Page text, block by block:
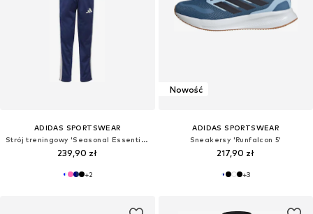
ADIDAS SPORTSWEAR
Strój treningowy 'Seasonal Essentials Tiberio'
239,90 zł
+2
Nowość
ADIDAS SPORTSWEAR
Sneakersy 'Runfalcon 5'
217,90 zł
+3